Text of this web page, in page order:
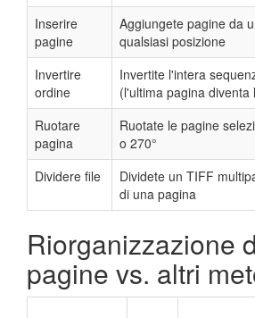
Inserire
pagine
Aggiungete pagine da
qualsiasi posizione
Invertire
ordine
Invertite l'intera
(l'ultima pagina diventa
Ruotare
pagina
Ruotate le pagine
o 270°
Dividere file
Dividete un TIFF
di una pagina
Riorganizzazione
pagine vs. altri